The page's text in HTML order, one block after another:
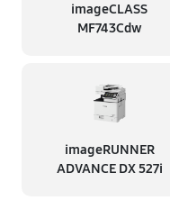
imageCLASS
MF743Cdw
imageRUNNER
ADVANCE DX 527i